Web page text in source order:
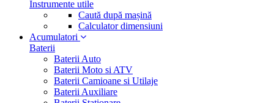
Instrumente utile
Caută după mașină
Calculator dimensiuni
Acumulatori
Baterii
Baterii Auto
Baterii Moto si ATV
Baterii Camioane si Utilaje
Baterii Auxiliare